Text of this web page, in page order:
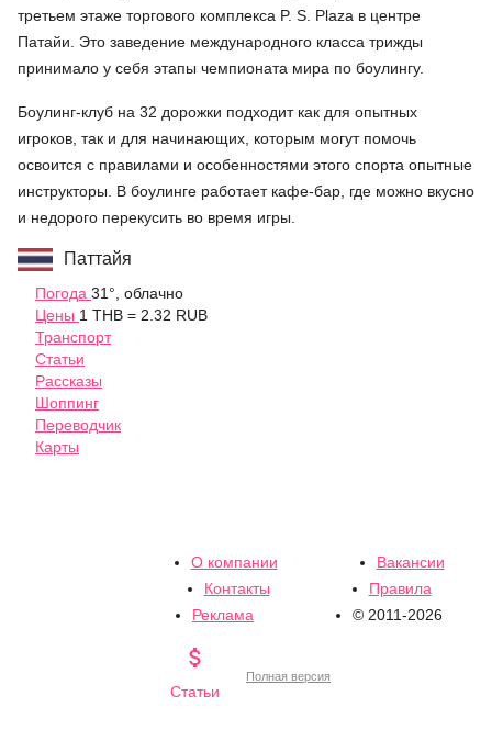
третьем этаже торгового комплекса P. S. Plaza в центре
Патайи. Это заведение международного класса трижды
принимало у себя этапы чемпионата мира по боулингу.
Боулинг-клуб на 32 дорожки подходит как для опытных
игроков, так и для начинающих, которым могут помочь
освоится с правилами и особенностями этого спорта опытные
инструкторы. В боулинге работает кафе-бар, где можно вкусно
и недорого перекусить во время игры.
Паттайя
Погода 31°, облачно
Цены 1 THB = 2.32 RUB
Транспорт
Статьи
Рассказы
Шоппинг
Переводчик
Карты
О компании
Вакансии
Контакты
Правила
Реклама
© 2011-2026

Статьи
Полная версия